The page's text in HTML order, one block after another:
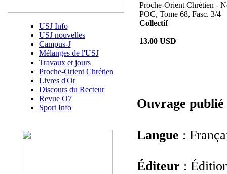
USJ Info
USJ nouvelles
Campus-J
Mélanges de l'USJ
Travaux et jours
Proche-Orient Chrétien
Livres d'Or
Discours du Recteur
Revue O7
Sport Info
Proche-Orient Chrétien -
POC, Tome 68, Fasc. 3/4
Collectif
13.00 USD
Ouvrage publié
Langue :
Éditeur :